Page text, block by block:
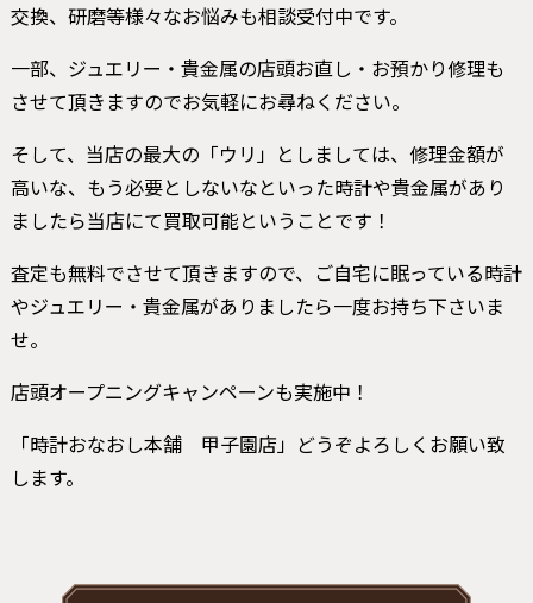
交換、研磨等様々なお悩みも相談受付中です。
一部、ジュエリー・貴金属の店頭お直し・お預かり修理も
させて頂きますのでお気軽にお尋ねください。
そして、当店の最大の「ウリ」としましては、修理金額が
高いな、もう必要としないなといった時計や貴金属があり
ましたら当店にて買取可能ということです！
査定も無料でさせて頂きますので、ご自宅に眠っている時計
やジュエリー・貴金属がありましたら一度お持ち下さいま
せ。
店頭オープニングキャンペーンも実施中！
「時計おなおし本舗 甲子園店」どうぞよろしくお願い致
します。